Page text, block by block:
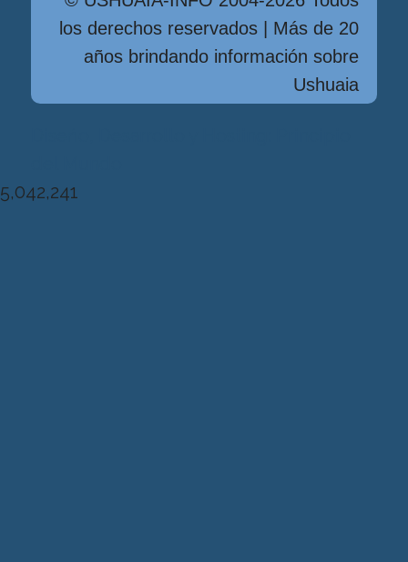
los derechos reservados | Más de 20
años brindando información sobre
Ushuaia
5,042,241